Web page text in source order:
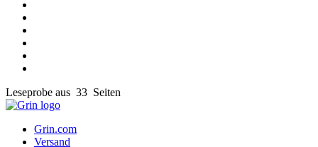
Leseprobe aus 33 Seiten
Grin.com
Versand